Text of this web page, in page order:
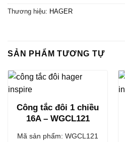
Thương hiệu: HAGER
SẢN PHẨM TƯƠNG TỰ
Công tắc đôi 1 chiều
16A – WGCL121
Mã sản phẩm: WGCL121